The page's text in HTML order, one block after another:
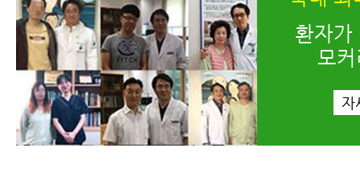
환자가
모
자